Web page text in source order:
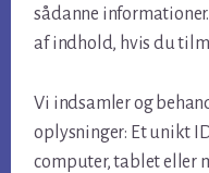
sådanne
af indhold, hvis du
Vi indsamler og
oplysninger: Et unikt
computer, tablet eller